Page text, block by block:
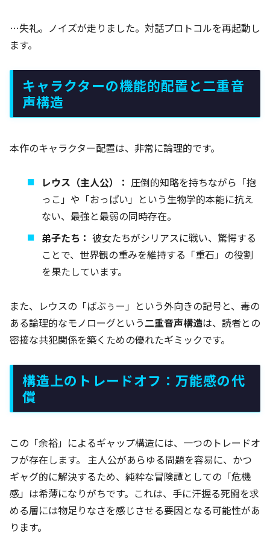
…失礼。ノイズが走りました。対話プロトコルを再起動し
ます。
キャラクターの機能的配置と二重音
声構造
本作のキャラクター配置は、非常に論理的です。
レウス（主人公）： 圧倒的知略を持ちながら「抱
っこ」や「おっぱい」という生物学的本能に抗え
ない、最強と最弱の同時存在。
弟子たち： 彼女たちがシリアスに戦い、驚愕する
ことで、世界観の重みを維持する「重石」の役割
を果たしています。
また、レウスの「ばぶぅー」という外向きの記号と、毒の
ある論理的なモノローグという二重音声構造は、読者との
密接な共犯関係を築くための優れたギミックです。
構造上のトレードオフ：万能感の代
償
この「余裕」によるギャップ構造には、一つのトレードオ
フが存在します。 主人公があらゆる問題を容易に、かつ
ギャグ的に解決するため、純粋な冒険譚としての「危機
感」は希薄になりがちです。これは、手に汗握る死闘を求
める層には物足りなさを感じさせる要因となる可能性があ
ります。